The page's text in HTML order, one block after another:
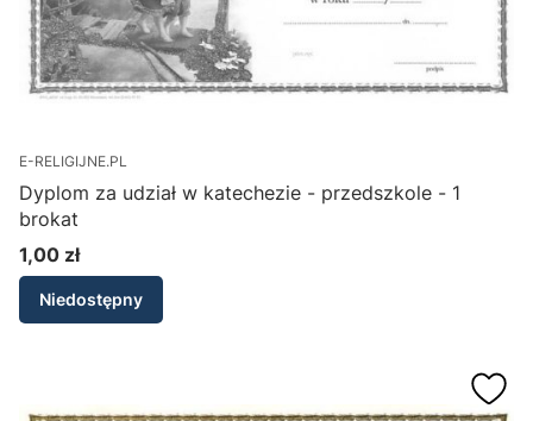
E-RELIGIJNE.PL
Dyplom za udział w katechezie - przedszkole - 1
brokat
Cena
1,00 zł
Niedostępny